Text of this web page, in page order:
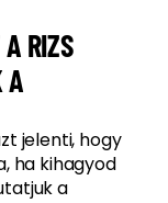
RIZS
jelenti, hogy
ha kihagyod
a